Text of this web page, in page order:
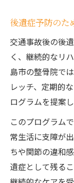
後遺症予防のた
交通事故後の後
く、継続的なリ
島市の整骨院で
レッチ、定期的
ログラムを提案し
このプログラム
常生活に支障が
ちや関節の違和
遺症として残る